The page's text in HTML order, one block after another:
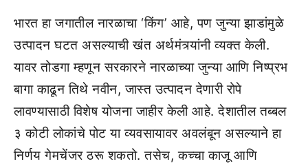
भारत हा जगातील नारळाचा ‘किंग’ आहे, पण जुन्या झाडांमुळे
उत्पादन घटत असल्याची खंत अर्थमंत्र्यांनी व्यक्त केली.
यावर तोडगा म्हणून सरकारने नारळाच्या जुन्या आणि निष्प्रभ
बागा काढून तिथे नवीन, जास्त उत्पादन देणारी रोपे
लावण्यासाठी विशेष योजना जाहीर केली आहे. देशातील तब्बल
३ कोटी लोकांचे पोट या व्यवसायावर अवलंबून असल्याने हा
निर्णय गेमचेंजर ठरू शकतो. तसेच, कच्चा काजू आणि